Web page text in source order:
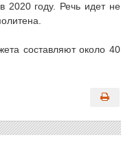
2020 году. Речь идет не
составляют около 40